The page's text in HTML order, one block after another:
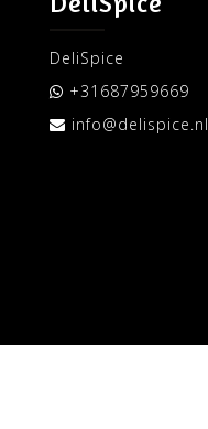
DeliSpice
+31687959669
info@delispice.nl